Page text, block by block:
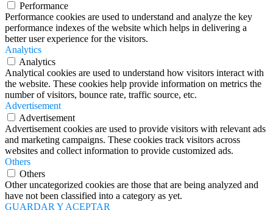
Performance
Performance cookies are used to understand and analyze the key
performance indexes of the website which helps in delivering a
better user experience for the visitors.
Analytics
Analytics
Analytical cookies are used to understand how visitors interact with
the website. These cookies help provide information on metrics the
number of visitors, bounce rate, traffic source, etc.
Advertisement
Advertisement
Advertisement cookies are used to provide visitors with relevant ads
and marketing campaigns. These cookies track visitors across
websites and collect information to provide customized ads.
Others
Others
Other uncategorized cookies are those that are being analyzed and
have not been classified into a category as yet.
GUARDAR Y ACEPTAR